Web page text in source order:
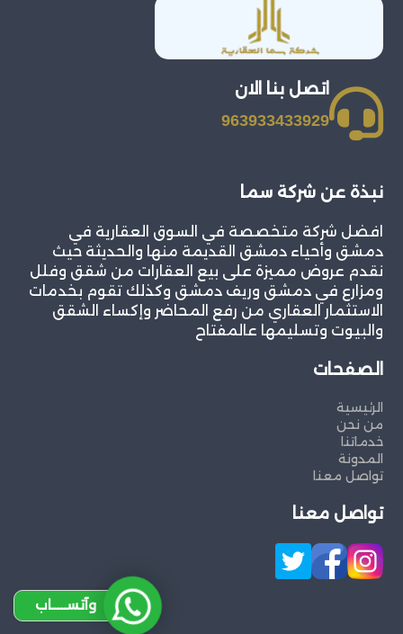
اتصل بنا الان
963933433929
نبذة عن شركة سما
افضل شركة متخصصة في السوق العقارية في
دمشق وأحياء دمشق القديمة منها والحديثة حيث
نقدم عروض مميزة على بيع العقارات من شقق وفلل
ومزارع في دمشق وريف دمشق وكذلك تقوم بخدمات
الاستثمار العقاري من رفع المحاضر وإكساء الشقق
والبيوت وتسليمها عالمفتاح
الصفحات
الرئيسية
من نحن
خدماتنا
المدونة
تواصل معنا
تواصل معنا
وآتســــاب